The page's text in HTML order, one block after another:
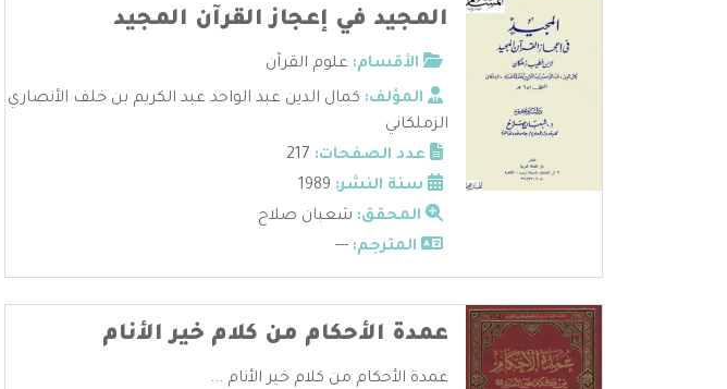
المجيد في إعجاز القرآن المجيد
الأقسام: علوم القرآن
المؤلف: كمال الدين عبد الواحد عبد الكريم بن خلف الأنصاري
الزملكاني
عدد الصفحات:
سنة النشر:
المحقق: شعبان صلاح
المترجم: ---
عمدة الأحكام من كلام خير الأنام
عمدة الأحكام من كلام خير الأنام ...